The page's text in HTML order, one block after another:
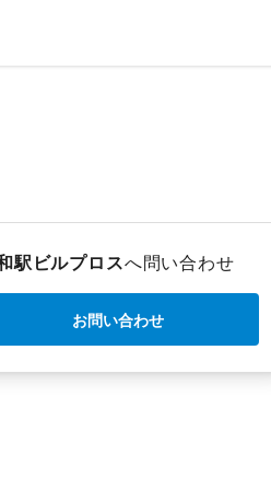
駅ビルプロスへ問い合わせ
お問い合わせ